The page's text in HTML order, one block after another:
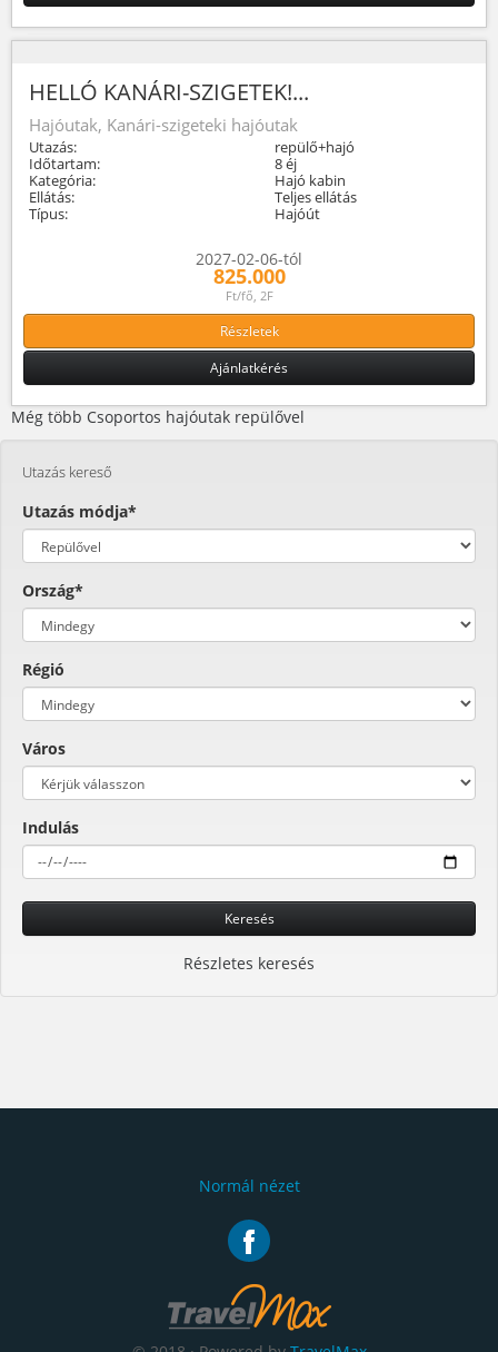
HELLÓ KANÁRI-SZIGETEK!...
Hajóutak, Kanári-szigeteki hajóutak
Utazás:
repülő+hajó
Időtartam:
8 éj
Kategória:
Hajó kabin
Ellátás:
Teljes ellátás
Típus:
Hajóút
2027-02-06-tól
825.000
Ft/fő, 2F
Részletek
Ajánlatkérés
Még több Csoportos hajóutak repülővel
Utazás kereső
Utazás módja*
Ország*
Régió
Város
Indulás
Keresés
Részletes keresés
Normál nézet